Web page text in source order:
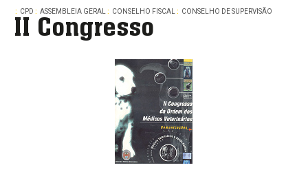
CPD ASSEMBLEIA GERAL CONSELHO FISCAL CONSELHO DE SUPERVISÃO
II Congresso